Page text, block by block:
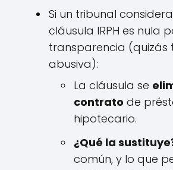
Si un tribunal
cláusula IRPH es nula
transparencia (quizás
abusiva):
La cláusula se
contrato de
hipotecario.
¿Qué la
común, y lo que